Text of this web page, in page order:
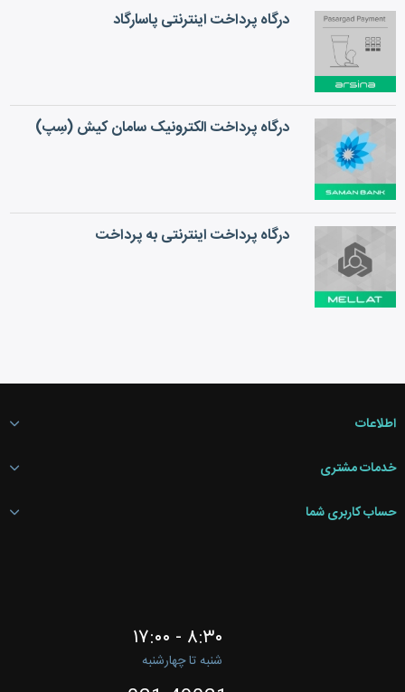
درگاه پرداخت اینترنتی پاسارگاد
درگاه پرداخت الکترونیک سامان کیش (سِپ)
درگاه پرداخت اینترنتی به پرداخت
اطلاعات
خدمات مشتری
حساب کاربری شما
۸:۳۰ - ۱۷:۰۰
شنبه تا چهارشنبه